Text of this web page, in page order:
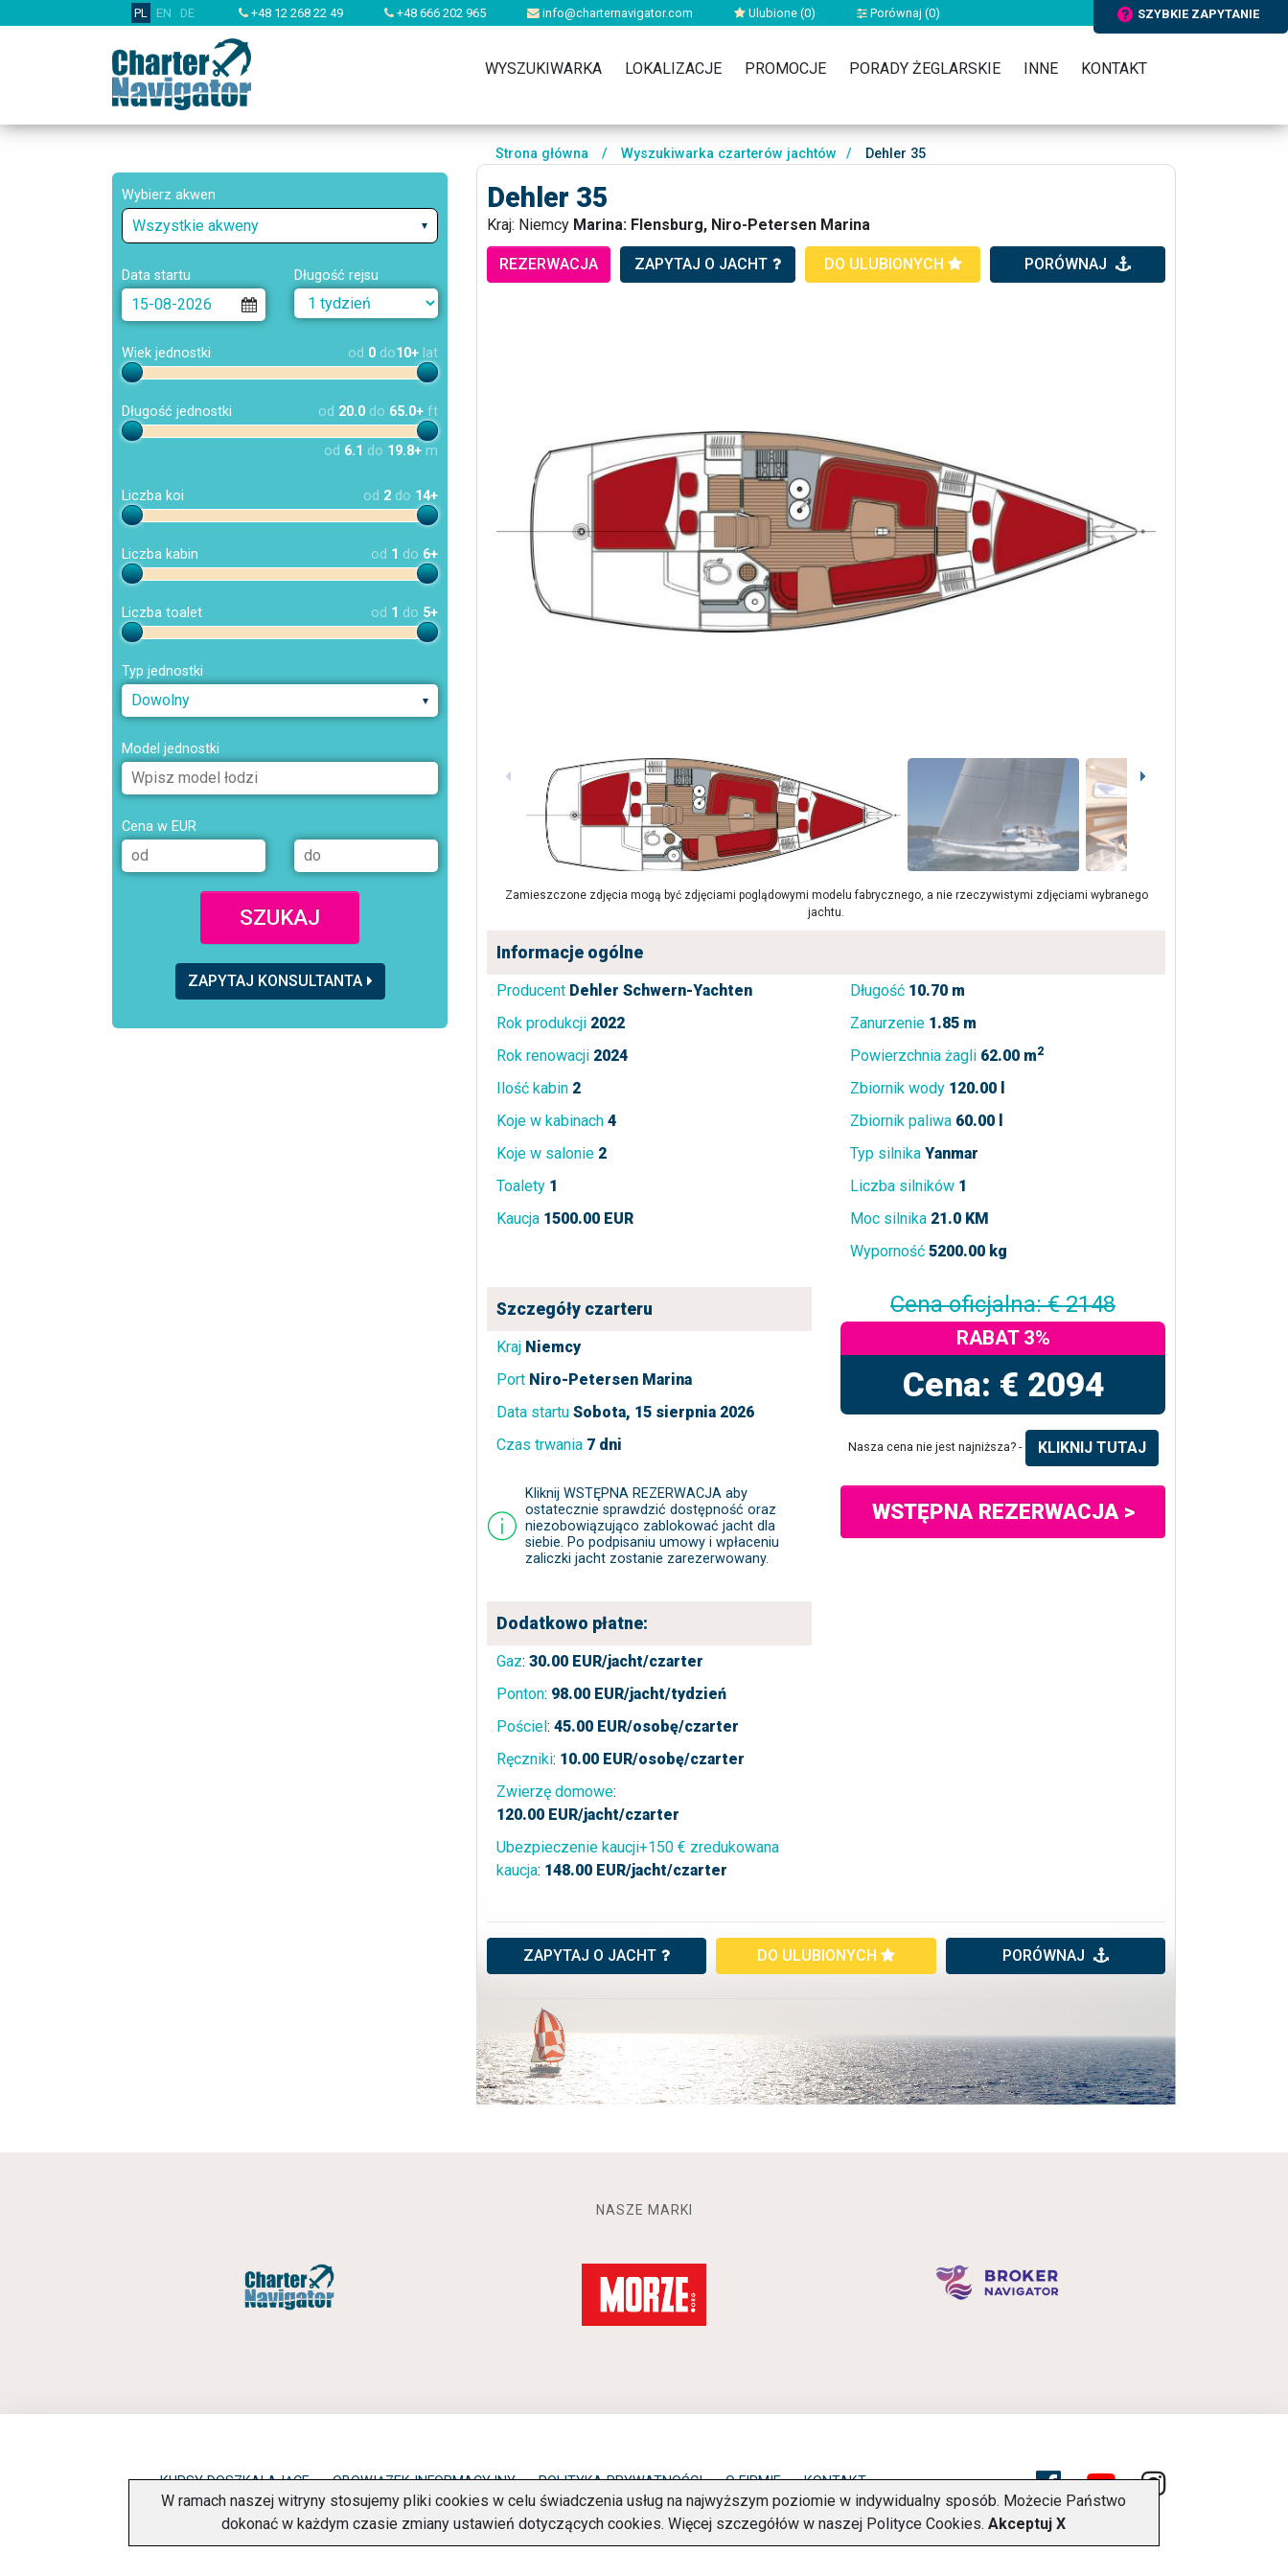
PL EN DE +48 12 268 22 49 +48 666 202 965 info@charternavigator.com Ulubione (0) Porównaj (0) SZYBKIE ZAPYTANIE
WYSZUKIWARKA LOKALIZACJE PROMOCJE PORADY ŻEGLARSKIE INNE KONTAKT
Wybierz akwen
Wszystkie akweny
Data startu Długość rejsu
Wiek jednostki od 0 do10+ lat
Długość jednostki od 20.0 do 65.0+ ft
od 6.1 do 19.8+ m
Liczba koi od 2 do 14+
Liczba kabin od 1 do 6+
Liczba toalet od 1 do 5+
Typ jednostki
Dowolny
Model jednostki
Cena w EUR
SZUKAJ
ZAPYTAJ KONSULTANTA
Strona główna / Wyszukiwarka czarterów jachtów / Dehler 35
Dehler 35
Kraj: Niemcy Marina: Flensburg, Niro-Petersen Marina
REZERWACJA ZAPYTAJ O JACHT DO ULUBIONYCH PORÓWNAJ
Zamieszczone zdjęcia mogą być zdjęciami poglądowymi modelu fabrycznego, a nie rzeczywistymi zdjęciami wybranego
jachtu.
Informacje ogólne
Producent Dehler Schwern-Yachten
Rok produkcji 2022
Rok renowacji 2024
Ilość kabin 2
Koje w kabinach 4
Koje w salonie 2
Toalety 1
Kaucja 1500.00 EUR
Długość 10.70 m
Zanurzenie 1.85 m
Powierzchnia żagli 62.00 m2
Zbiornik wody 120.00 l
Zbiornik paliwa 60.00 l
Typ silnika Yanmar
Liczba silników 1
Moc silnika 21.0 KM
Wyporność 5200.00 kg
Szczegóły czarteru
Kraj Niemcy
Port Niro-Petersen Marina
Data startu Sobota, 15 sierpnia 2026
Czas trwania 7 dni
Cena oficjalna: € 2148
RABAT 3%
Cena: € 2094
Nasza cena nie jest najniższa? - KLIKNIJ TUTAJ
Kliknij WSTĘPNA REZERWACJA aby
ostatecznie sprawdzić dostępność oraz
niezobowiązująco zablokować jacht dla
siebie. Po podpisaniu umowy i wpłaceniu
zaliczki jacht zostanie zarezerwowany.
WSTĘPNA REZERWACJA >
Dodatkowo płatne:
Gaz: 30.00 EUR/jacht/czarter
Ponton: 98.00 EUR/jacht/tydzień
Pościel: 45.00 EUR/osobę/czarter
Ręczniki: 10.00 EUR/osobę/czarter
Zwierzę domowe:
120.00 EUR/jacht/czarter
Ubezpieczenie kaucji+150 € zredukowana
kaucja: 148.00 EUR/jacht/czarter
ZAPYTAJ O JACHT DO ULUBIONYCH PORÓWNAJ
NASZE MARKI
KURSY DOSZKALAJĄCE OBOWIĄZEK INFORMACYJNY POLITYKA PRYWATNOŚCI O FIRMIE KONTAKT
Copyright © 2026 Charter Navigator
W ramach naszej witryny stosujemy pliki cookies w celu świadczenia usług na najwyższym poziomie w indywidualny sposób. Możecie Państwo
dokonać w każdym czasie zmiany ustawień dotyczących cookies. Więcej szczegółów w naszej Polityce Cookies.Akceptuj X